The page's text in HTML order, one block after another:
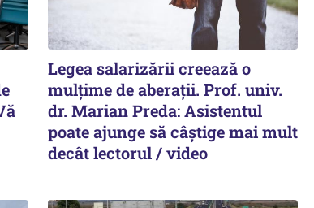
Legea salarizării creează o
mulțime de aberații. Prof. univ.
dr. Marian Preda: Asistentul
poate ajunge să câștige mai mult
decât lectorul / video